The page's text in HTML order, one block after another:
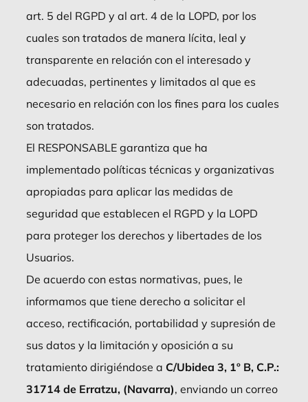
art. 5 del RGPD y al art. 4 de la LOPD, por los
cuales son tratados de manera lícita, leal y
transparente en relación con el interesado y
adecuadas, pertinentes y limitados al que es
necesario en relación con los fines para los cuales
son tratados.
El RESPONSABLE garantiza que ha
implementado políticas técnicas y organizativas
apropiadas para aplicar las medidas de
seguridad que establecen el RGPD y la LOPD
para proteger los derechos y libertades de los
Usuarios.
De acuerdo con estas normativas, pues, le
informamos que tiene derecho a solicitar el
acceso, rectificación, portabilidad y supresión de
sus datos y la limitación y oposición a su
tratamiento dirigiéndose a C/Ubidea 3, 1º B, C.P.:
31714 de Erratzu, (Navarra), enviando un correo